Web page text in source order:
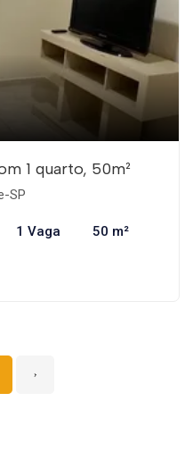
1 quarto, 50m²
SP
1 Vaga 50 m²
›